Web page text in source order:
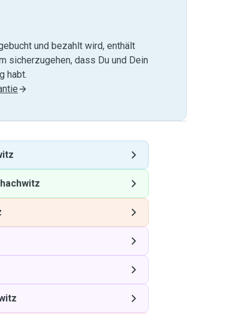
und bezahlt wird, enthält
sicherzugehen, dass Du und Dein
habt.